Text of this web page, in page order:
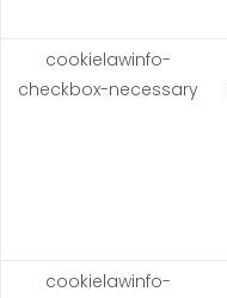
cookielawinfo-
checkbox-necessary
cookielawinfo-